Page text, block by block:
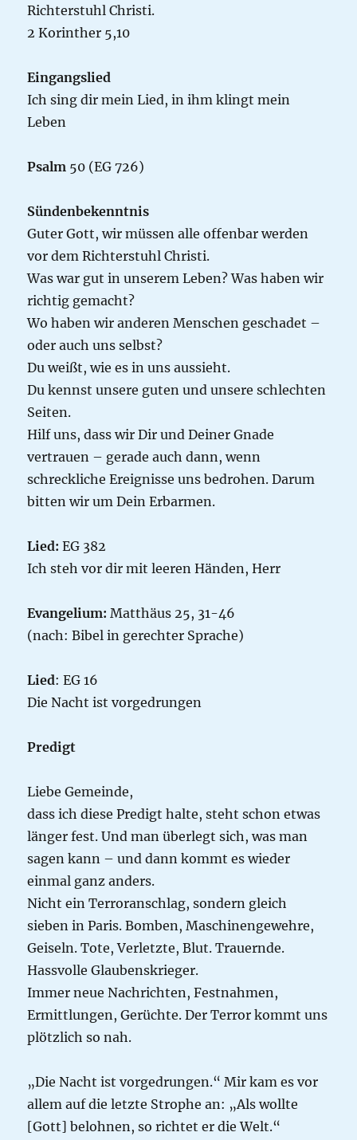
Richterstuhl Christi.
2 Korinther 5,10
Eingangslied
Ich sing dir mein Lied, in ihm klingt mein
Leben
Psalm 50 (EG 726)
Sündenbekenntnis
Guter Gott, wir müssen alle offenbar werden
vor dem Richterstuhl Christi.
Was war gut in unserem Leben? Was haben wir
richtig gemacht?
Wo haben wir anderen Menschen geschadet –
oder auch uns selbst?
Du weißt, wie es in uns aussieht.
Du kennst unsere guten und unsere schlechten
Seiten.
Hilf uns, dass wir Dir und Deiner Gnade
vertrauen – gerade auch dann, wenn
schreckliche Ereignisse uns bedrohen. Darum
bitten wir um Dein Erbarmen.
Lied: EG 382
Ich steh vor dir mit leeren Händen, Herr
Evangelium: Matthäus 25, 31-46
(nach: Bibel in gerechter Sprache)
Lied: EG 16
Die Nacht ist vorgedrungen
Predigt
Liebe Gemeinde,
dass ich diese Predigt halte, steht schon etwas
länger fest. Und man überlegt sich, was man
sagen kann – und dann kommt es wieder
einmal ganz anders.
Nicht ein Terroranschlag, sondern gleich
sieben in Paris. Bomben, Maschinengewehre,
Geiseln. Tote, Verletzte, Blut. Trauernde.
Hassvolle Glaubenskrieger.
Immer neue Nachrichten, Festnahmen,
Ermittlungen, Gerüchte. Der Terror kommt uns
plötzlich so nah.
„Die Nacht ist vorgedrungen.“ Mir kam es vor
allem auf die letzte Strophe an: „Als wollte
[Gott] belohnen, so richtet er die Welt.“